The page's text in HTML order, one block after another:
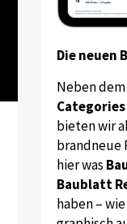
Die neuen
Neben
Categories
bieten wir
brandneue
hier was
Baublatt
haben –